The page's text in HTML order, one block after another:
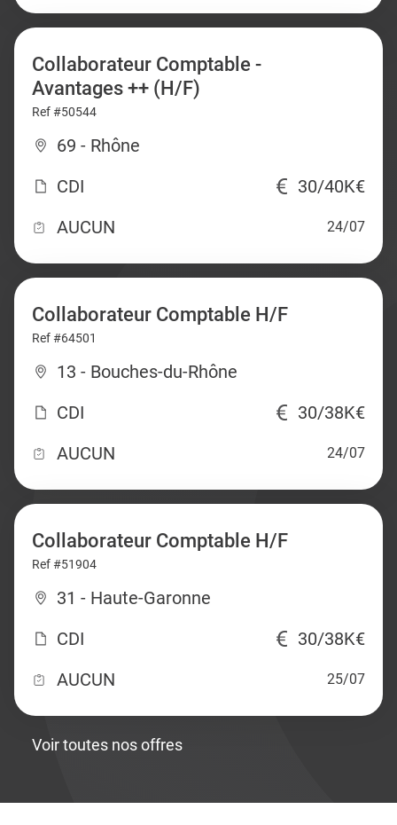
Collaborateur Comptable -
Avantages ++ (H/F)
Ref #50544
69 - Rhône
CDI
30/40K€
AUCUN
24/07
Collaborateur Comptable H/F
Ref #64501
13 - Bouches-du-Rhône
CDI
30/38K€
AUCUN
24/07
Collaborateur Comptable H/F
Ref #51904
31 - Haute-Garonne
CDI
30/38K€
AUCUN
25/07
Voir toutes nos offres